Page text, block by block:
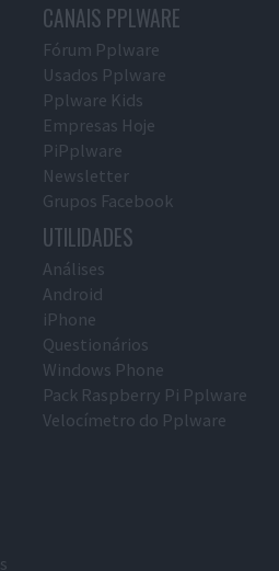
CANAIS PPLWARE
Fórum Pplware
Usados Pplware
Pplware Kids
Empresas Hoje
PiPplware
Newsletter
Grupos Facebook
UTILIDADES
Análises
Android
iPhone
Questionários
Windows Phone
Pack Raspberry Pi Pplware
Velocímetro do Pplware